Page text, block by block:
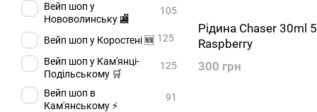
Рідина Chaser 30ml
Raspberry
300 грн
Вейп шоп у
Нововолинську 🏬
105
Вейп шоп у Коростені 🆕 125
Вейп шоп у Кам'янці-
Подільському 🛒
125
Вейп шоп в
Кам'янському ⚡
91